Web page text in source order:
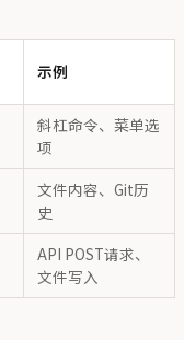
示例
斜杠命令、菜单选
项
文件内容、Git历
史
API POST请求、
文件写入